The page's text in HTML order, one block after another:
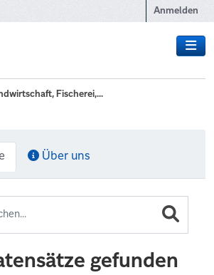
Anmelden
Fischerei,...
Über uns
gefunden